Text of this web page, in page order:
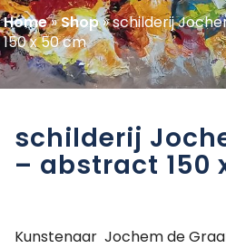
Home»Shop»schilderij
150 x 50 cm
schilderij
– abstract 150
Kunstenaar Jochem de